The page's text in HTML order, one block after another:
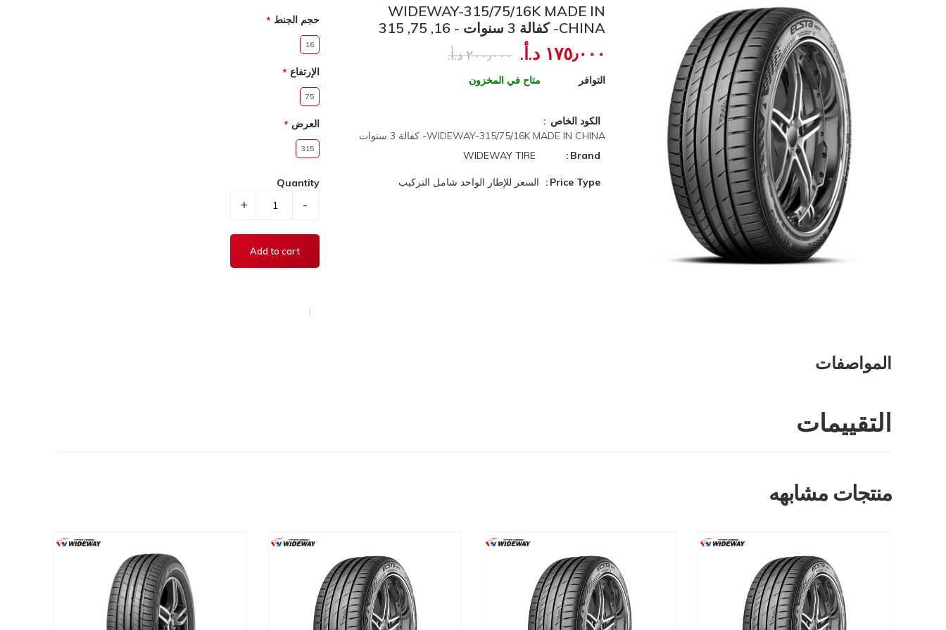
WIDEWAY-315/75/16K MADE IN
CHINA- كفالة 3 سنوات - 16, 75, 315
١٧٥٫٠٠٠ د.أ.‏ ٢٠٠٫٠٠٠ د.أ.‏
التوافر متاح في المخزون
الكود الخاص
WIDEWAY-315/75/16K MADE IN CHINA- كفالة 3 سنوات
Brand
WIDEWAY TIRE
Price Type السعر للإطار الواحد شامل التركيب
حجم الجنط
16
الإرتفاع
75
العرض
315
Quantity
-
+
المواصفات
التقييمات
منتجات مشابهه